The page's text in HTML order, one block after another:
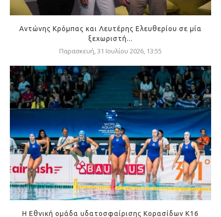
Αντώνης Κρόμπας και Λευτέρης Ελευθερίου σε μία
ξεχωριστή...
Παρασκευή, 31 Ιουλίου 2026, 13:55
Η Εθνική ομάδα υδατοσφαίρισης Κορασίδων Κ16